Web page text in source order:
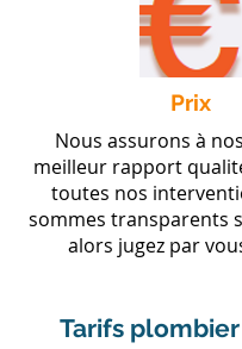
Prix
Nous assurons à
meilleur rapport
toutes nos
sommes transparents
alors jugez par
Tarifs